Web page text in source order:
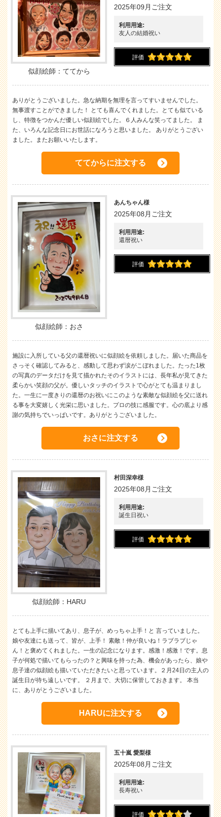
似顔絵師：ててから
2025年09月ご注文
利用用途:
友人の結婚祝い
評価
ありがとうございました。急な納期を無理を言ってすいませんでした。
無事渡すことができました！ とても喜んでくれました。とても似ている
し、特徴をつかんだ優しい似顔絵でした。６人みんな笑ってました。 ま
た、いろんな記念日にお世話になろうと思いました。 ありがとうござい
ました。またお願いいたします。
ててからに注文する
似顔絵師：おさ
あんちゃん様
2025年08月ご注文
利用用途:
還暦祝い
評価
施設に入所している父の還暦祝いに似顔絵を依頼しました。届いた商品を
さっそく確認してみると、感動して思わず涙がこぼれました。たった1枚
の写真のデータだけを見て描かれたそのイラストには、長年私が見てきた
柔らかい笑顔の父が。優しいタッチのイラストで心がとても温まりまし
た。一生に一度きりの還暦のお祝いにこのような素敵な似顔絵を父に送れ
る事を大変嬉しく光栄に思いました。プロの技に感服です。心の底より感
謝の気持ちでいっぱいです。ありがとうございました。
おさに注文する
似顔絵師：HARU
村田深幸様
2025年08月ご注文
利用用途:
誕生日祝い
評価
とても上手に描いてあり、息子が、めっちゃ上手！と 言っていました。
娘や友達にも送って、皆が、上手！ 素敵！仲が良いね！ラブラブじゃ
ん！と褒めてくれました。一生の記念になります。感激！感激！です。息
子が何処で描いてもらったの？と興味を持った為、機会があったら、娘や
息子達の似顔絵も描いていただきたいと思っています。２月24日の主人の
誕生日が待ち遠しいです。 ２月まで、大切に保管しておきます。 本当
に、ありがとうございました。
HARUに注文する
五十嵐 愛梨様
2025年08月ご注文
利用用途:
長寿祝い
評価